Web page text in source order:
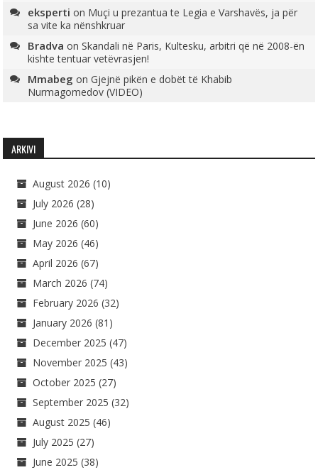
eksperti on Muçi u prezantua te Legia e Varshavës, ja për
sa vite ka nënshkruar
Bradva onSkandali në Paris, Kultesku, arbitri që në 2008-ën
kishte tentuar vetëvrasjen!
Mmabeg onGjejnë pikën e dobët të Khabib
Nurmagomedov (VIDEO)
ARKIVI
August 2026 (10)
July 2026 (28)
June 2026 (60)
May 2026 (46)
April 2026 (67)
March 2026 (74)
February 2026 (32)
January 2026 (81)
December 2025 (47)
November 2025 (43)
October 2025 (27)
September 2025 (32)
August 2025 (46)
July 2025 (27)
June 2025 (38)